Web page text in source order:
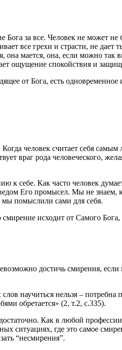
Бога за все. Человек не может не
все грехи и страсти, не
мается, она, если можно так
ощущение спокойствия и
от Бога, есть
человек считает себя
враг рода человеческого,
к себе. Как часто человек
Его промысел. Мы не знаем,
мы помыслили сами для себя.
смирение исходит от Самого Бога,
достичь смирения, если
научиться нельзя –
обретается» (2, т.2, с.335).
Как в любой
ситуациях, где это самое
“несмирения”.